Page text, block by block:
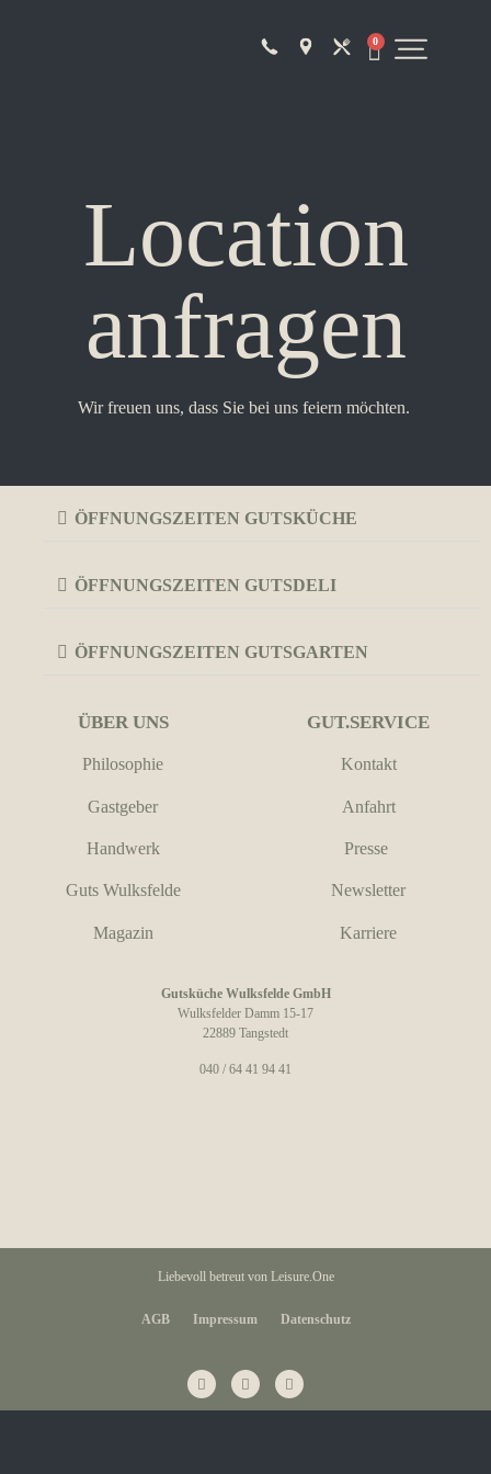
0
Location
anfragen
Wir freuen uns, dass Sie bei uns feiern möchten.
ÖFFNUNGSZEITEN GUTSKÜCHE
ÖFFNUNGSZEITEN GUTSDELI
ÖFFNUNGSZEITEN GUTSGARTEN
ÜBER UNS
Philosophie
Gastgeber
Handwerk
Guts Wulksfelde
Magazin
GUT.SERVICE
Kontakt
Anfahrt
Presse
Newsletter
Karriere
Gutsküche Wulksfelde GmbH
Wulksfelder Damm 15-17
22889 Tangstedt
040 / 64 41 94 41
Liebevoll betreut von Leisure.One
AGB Impressum Datenschutz